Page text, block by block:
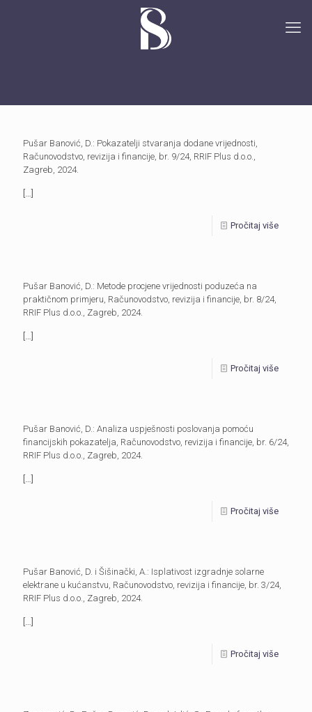
Pušar Banović, D.: Pokazatelji stvaranja dodane vrijednosti,
Računovodstvo, revizija i financije, br. 9/24, RRIF Plus d.o.o.,
Zagreb, 2024.
[…]
Pročitaj više
Pušar Banović, D.: Metode procjene vrijednosti poduzeća na
praktičnom primjeru, Računovodstvo, revizija i financije, br. 8/24,
RRIF Plus d.o.o., Zagreb, 2024.
[…]
Pročitaj više
Pušar Banović, D.: Analiza uspješnosti poslovanja pomoću
financijskih pokazatelja, Računovodstvo, revizija i financije, br. 6/24,
RRIF Plus d.o.o., Zagreb, 2024.
[…]
Pročitaj više
Pušar Banović, D. i Šišinački, A.: Isplativost izgradnje solarne
elektrane u kućanstvu, Računovodstvo, revizija i financije, br. 3/24,
RRIF Plus d.o.o., Zagreb, 2024.
[…]
Pročitaj više